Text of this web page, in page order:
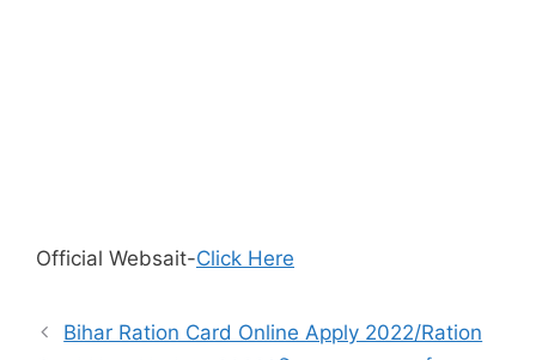
Official Websait-Click Here
Bihar Ration Card Online Apply 2022/Ration